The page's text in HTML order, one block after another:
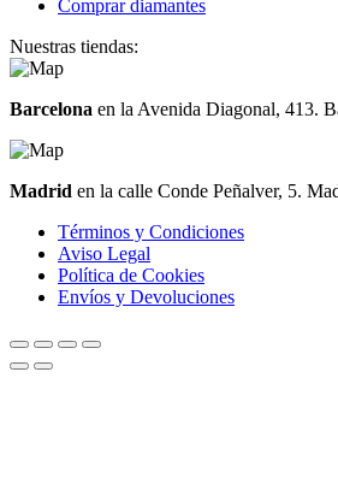
Comprar diamantes
Nuestras tiendas:
Barcelona en la Avenida Diagonal, 413.
Madrid en la calle Conde Peñalver, 5.
Términos y Condiciones
Aviso Legal
Política de Cookies
Envíos y Devoluciones